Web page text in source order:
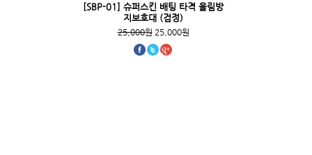
[SBP-01] 슈퍼스킨 배팅 타격 울림방
지보호대 (검정)
25,000원25,000원